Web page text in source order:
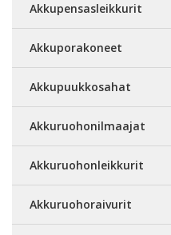
Akkupensasleikkurit
Akkuporakoneet
Akkupuukkosahat
Akkuruohonilmaajat
Akkuruohonleikkurit
Akkuruohoraivurit